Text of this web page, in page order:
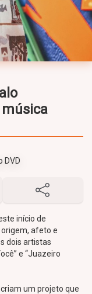
DVD
início de
afeto e
dois artistas
e “Juazeiro
um projeto que